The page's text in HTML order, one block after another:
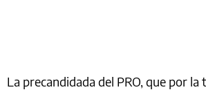
La precandidada del PRO, que por la